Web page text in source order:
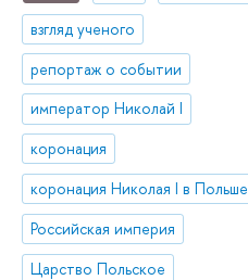
взгляд ученого
репортаж о событии
император Николай I
коронация
коронация Николая I в Польше
Российская империя
Царство Польское